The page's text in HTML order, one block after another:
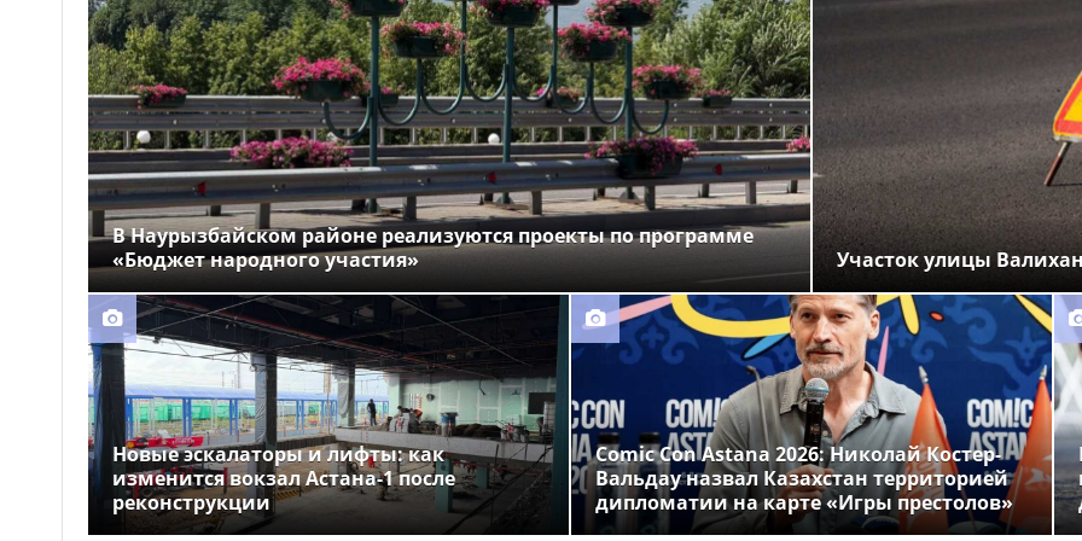
В Наурызбайском районе реализуются проекты по программе
«Бюджет народного участия»
Участок улицы
Новые эскалаторы и лифты: как
изменится вокзал Астана-1 после
реконструкции
Comic Con Astana 2026: Николай Костер-
Вальдау назвал Казахстан территорией
дипломатии на карте «Игры престолов»